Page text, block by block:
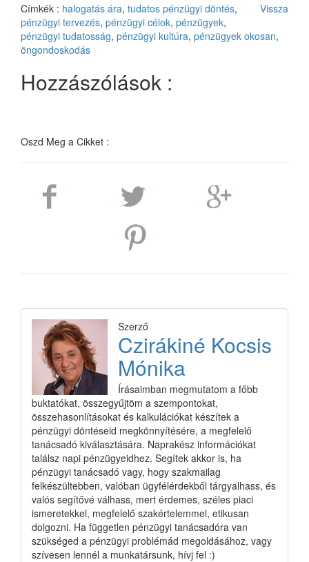
Vissza
Címkék : halogatás ára, tudatos pénzügyi döntés,
pénzügyi tervezés, pénzügyi célok, pénzügyek,
pénzügyi tudatosság, pénzügyi kultúra, pénzügyek okosan,
öngondoskodás
Hozzászólások :
Oszd Meg a Cikket :
Szerző
Czirákiné Kocsis
Mónika
Írásaimban megmutatom a főbb
buktatókat, összegyűjtöm a szempontokat,
összehasonlításokat és kalkulációkat készítek a
pénzügyi döntéseid megkönnyítésére, a megfelelő
tanácsadó kiválasztására. Naprakész információkat
találsz napi pénzügyeidhez. Segítek akkor is, ha
pénzügyi tanácsadó vagy, hogy szakmailag
felkészültebben, valóban ügyfélérdekből tárgyalhass, és
valós segítővé válhass, mert érdemes, széles piaci
ismeretekkel, megfelelő szakértelemmel, etikusan
dolgozni. Ha független pénzügyi tanácsadóra van
szükséged a pénzügyi problémád megoldásához, vagy
szívesen lennél a munkatársunk, hívj fel :)